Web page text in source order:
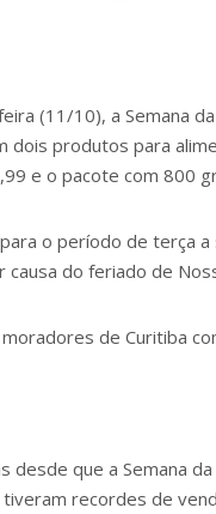
(11/10), a Semana
dois produtos para
e o pacote com 800
o período de terça
do feriado de
de Curitiba
desde que a Semana
recordes de